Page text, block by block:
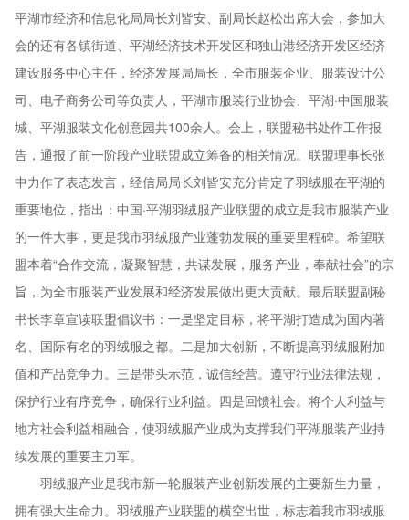
平湖市经济和信息化局局长刘皆安、副局长赵松出席大会，参加大
会的还有各镇街道、平湖经济技术开发区和独山港经济开发区经济
建设服务中心主任，经济发展局局长，全市服装企业、服装设计公
司、电子商务公司等负责人，平湖市服装行业协会、平湖·中国服装
城、平湖服装文化创意园共100余人。会上，联盟秘书处作工作报
告，通报了前一阶段产业联盟成立筹备的相关情况。联盟理事长张
中力作了表态发言，经信局局长刘皆安充分肯定了羽绒服在平湖的
重要地位，指出：中国·平湖羽绒服产业联盟的成立是我市服装产业
的一件大事，更是我市羽绒服产业蓬勃发展的重要里程碑。希望联
盟本着“合作交流，凝聚智慧，共谋发展，服务产业，奉献社会”的宗
旨，为全市服装产业发展和经济发展做出更大贡献。最后联盟副秘
书长李章宣读联盟倡议书：一是坚定目标，将平湖打造成为国内著
名、国际有名的羽绒服之都。二是加大创新，不断提高羽绒服附加
值和产品竞争力。三是带头示范，诚信经营。遵守行业法律法规，
保护行业有序竞争，确保行业利益。四是回馈社会。将个人利益与
地方社会利益相融合，使羽绒服产业成为支撑我们平湖服装产业持
续发展的重要主力军。
羽绒服产业是我市新一轮服装产业创新发展的主要新生力量，
拥有强大生命力。羽绒服产业联盟的横空出世，标志着我市羽绒服